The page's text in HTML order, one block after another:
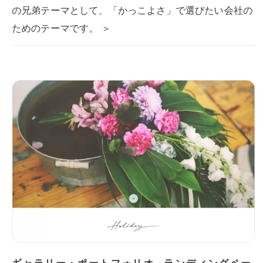
の兄弟テーマとして、「かっこよさ」で選びたい会社の
ためのテーマです。 ＞